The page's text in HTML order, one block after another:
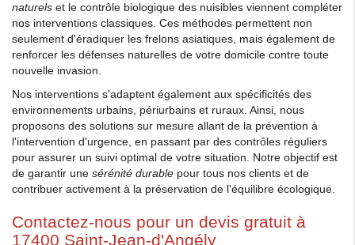
naturels et le contrôle biologique des nuisibles viennent compléter
nos interventions classiques. Ces méthodes permettent non
seulement d'éradiquer les frelons asiatiques, mais également de
renforcer les défenses naturelles de votre domicile contre toute
nouvelle invasion.
Nos interventions s'adaptent également aux spécificités des
environnements urbains, périurbains et ruraux. Ainsi, nous
proposons des solutions sur mesure allant de la prévention à
l'intervention d'urgence, en passant par des contrôles réguliers
pour assurer un suivi optimal de votre situation. Notre objectif est
de garantir une sérénité durable pour tous nos clients et de
contribuer activement à la préservation de l'équilibre écologique.
Contactez-nous pour un devis gratuit à
17400 Saint-Jean-d'Angély